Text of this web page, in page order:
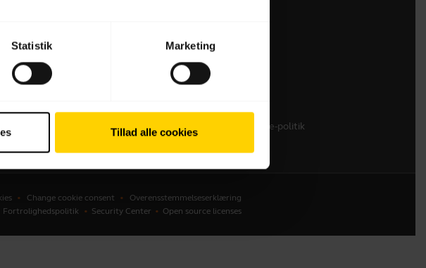
Statistik Marketing
Tillad alle cookies
Tilmeld dit produkt
Udviklerprogram
Partnerprogram
Enterprises End-of-Life-politik
Change cookie consent
Overensstemmelseserklæring
Fortrolighedspolitik Security Center Open source licenses